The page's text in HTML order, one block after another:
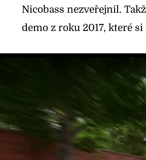
Nicobass nezveřejnil.
demo z roku 2017, které si